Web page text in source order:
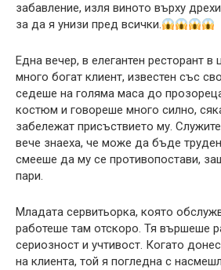
забавление, изля виното върху
за да я унизи пред всички.
Една вечер, в елегантен ресторант в
много богат клиент, известен със
седеше на голяма маса до
костюм и говореше много силно,
забележат присъствието му.
вече знаеха, че може да бъде
смееше да му се противопостави,
пари.
Младата сервитьорка, която
работеше там отскоро. Тя вършеше
сериозност и учтивост. Когато
на клиента, той я погледна с